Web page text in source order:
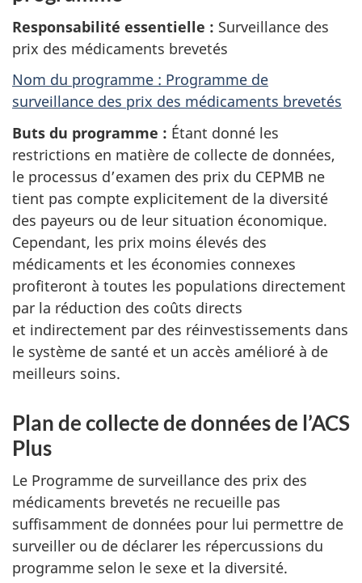
Responsabilité essentielle : Surveillance des
prix des médicaments brevetés
Nom du programme : Programme de
surveillance des prix des médicaments brevetés
Buts du programme : Étant donné les
restrictions en matière de collecte de données,
le processus d’examen des prix du CEPMB ne
tient pas compte explicitement de la diversité
des payeurs ou de leur situation économique.
Cependant, les prix moins élevés des
médicaments et les économies connexes
profiteront à toutes les populations directement
par la réduction des coûts directs
et indirectement par des réinvestissements dans
le système de santé et un accès amélioré à de
meilleurs soins.
Plan de collecte de données de l’ACS
Plus
Le Programme de surveillance des prix des
médicaments brevetés ne recueille pas
suffisamment de données pour lui permettre de
surveiller ou de déclarer les répercussions du
programme selon le sexe et la diversité.